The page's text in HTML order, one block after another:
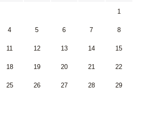
1
4 5 6 7 8
11 12 13 14 15
18 19 20 21 22
25 26 27 28 29